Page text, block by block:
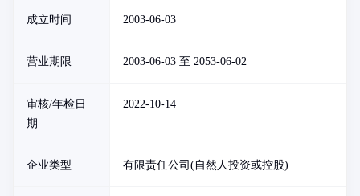
成立时间 2003-06-03
营业期限 2003-06-03 至 2053-06-02
审核/年检日
期
2022-10-14
企业类型 有限责任公司(自然人投资或控股)